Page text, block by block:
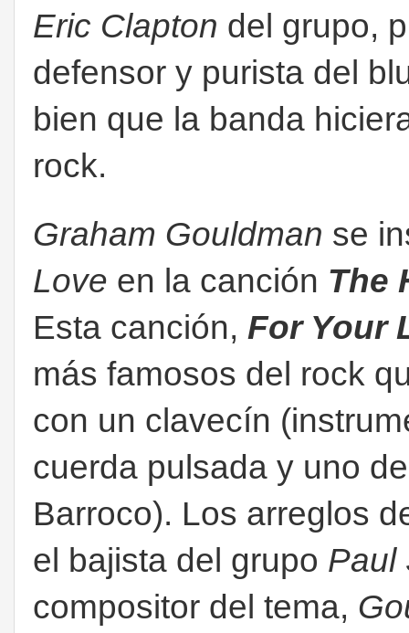
Eric Clapton del grupo,
defensor y purista del
bien que la banda
rock.
Graham Gouldman se
Love en la canción The
Esta canción, For Your
más famosos del rock
con un clavecín
cuerda pulsada y uno
Barroco). Los arreglos
el bajista del grupo Paul
compositor del tema,